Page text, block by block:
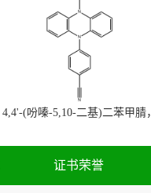
4,4'-(吩嗪-5,10-二基)二苯甲腈，
证书荣誉